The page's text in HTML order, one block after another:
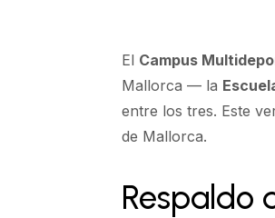
El Campus
Mallorca — la
entre los tres. Este
de Mallorca.
Respaldo